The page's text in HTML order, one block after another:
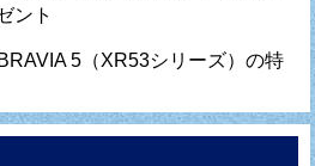
ント
5（XR53シリーズ）の特